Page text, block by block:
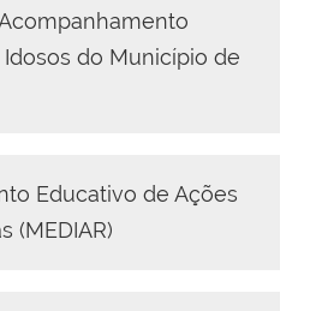
do Município de
Educativo de Ações
(MEDIAR)